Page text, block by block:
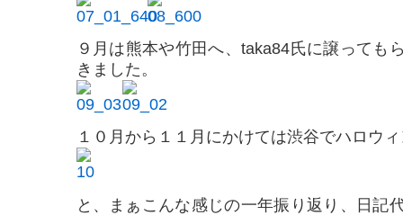
９月は熊本や竹田へ、taka84氏に譲っても
きました。
１０月から１１月にかけては渋谷でハロウ
と、まぁこんな感じの一年振り返り、日記